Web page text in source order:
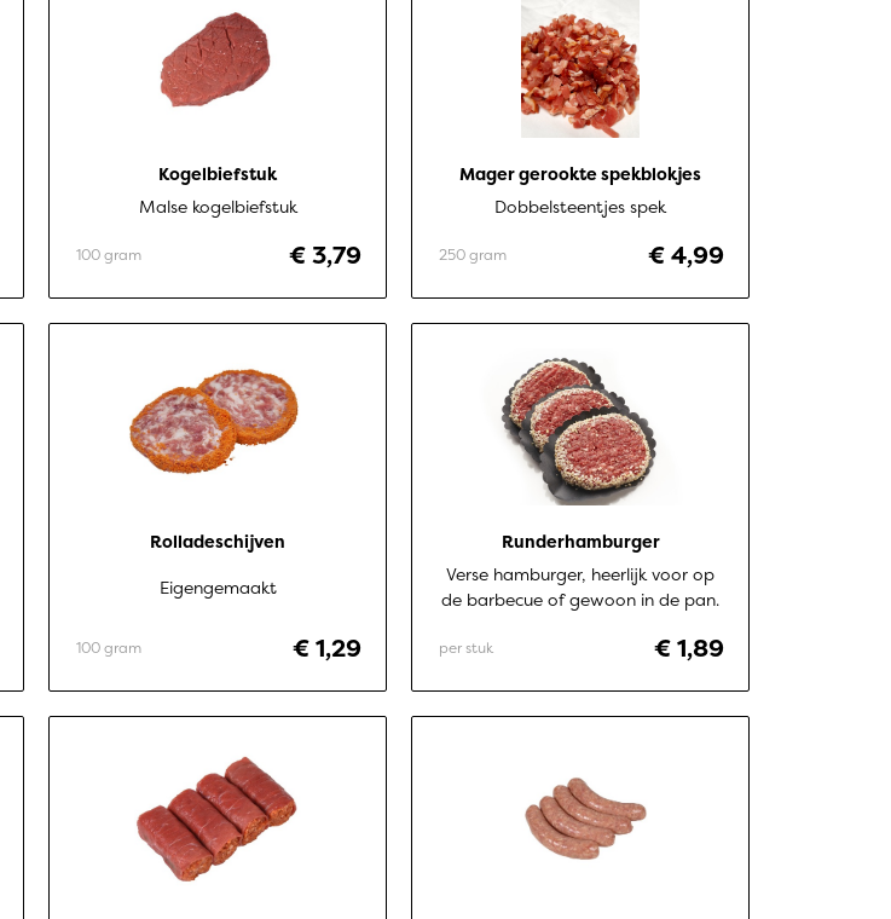
Kogelbiefstuk
Malse kogelbiefstuk
€ 3,79
100 gram
Mager gerookte spekblokjes
Dobbelsteentjes spek
€ 4,99
250 gram
Rolladeschijven
Eigengemaakt
€ 1,29
100 gram
Runderhamburger
Verse hamburger, heerlijk voor op
de barbecue of gewoon in de pan.
€ 1,89
per stuk